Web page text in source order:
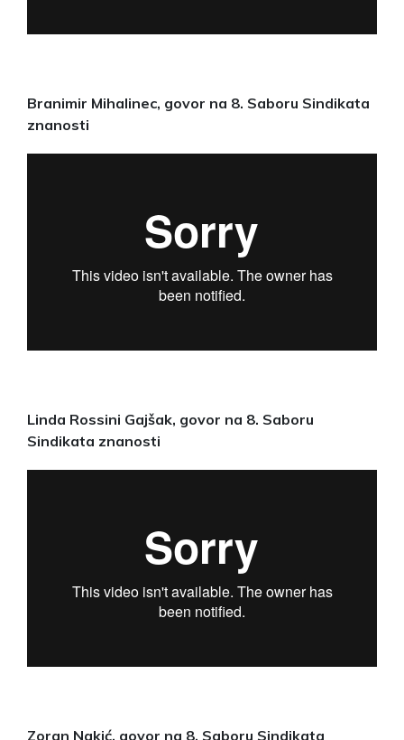
Branimir Mihalinec, govor na 8. Saboru Sindikata
znanosti
Linda Rossini Gajšak, govor na 8. Saboru
Sindikata znanosti
Zoran Nakić, govor na 8. Saboru Sindikata